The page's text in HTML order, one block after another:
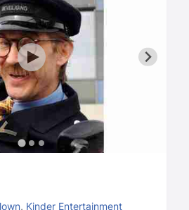
, Kinder Entertainment